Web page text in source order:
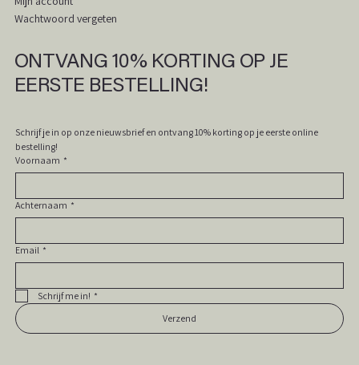
Wachtwoord vergeten
ONTVANG 10% KORTING OP JE
EERSTE BESTELLING!
Schrijf je in op onze nieuwsbrief en ontvang 10% korting op je eerste online
Voornaam *
Achternaam *
Email *
Schrijf me in! *
Verzend